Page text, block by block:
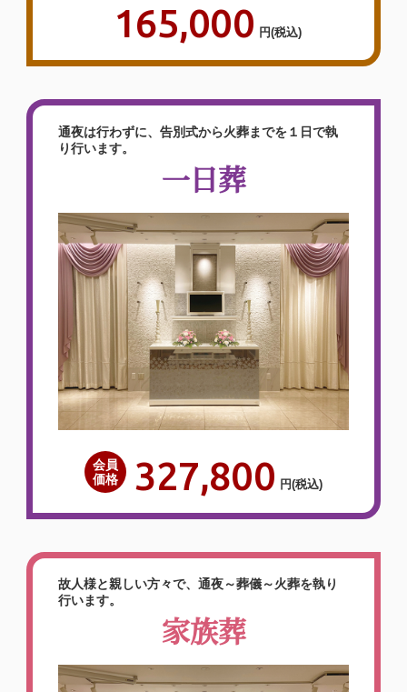
家族葬でここまでたくさんのお
花にしてもらえて、親族が喜んで
いた。
2026年06月 家族葬
泉屋 東大阪瓢箪山
家族葬一日葬専用ホール ANNEX
579-8048 大阪府 東大阪市 旭町14-9）
【お客様のご意見】他社の会員に入ってい
て、毎月支払いしてたが、泉屋さんの会員
って１回であれだけの事してもらえるんで
すよね！また落ち着いたら連絡するので入
会させてもらいます。次は順番的に私で
す。家族葬でここまでたくさんのお花にし
てもらえるなんてと親族喜んでいました。
子供たちも何度か…
スタッフの対応もすごく良く
て、式場やお花も文句無しに満
足しています
泉屋 メモリアルホール生駒
（〒630-0215 奈良県 生駒市 東菜畑1丁
目125-2）
165,000 円(税込)
通夜は行わずに、告別式から火葬までを１日で執
り行います。
一日葬
会員
価格
327,800 円(税込)
故人様と親しい方々で、通夜～葬儀～火葬を執り
行います。
家族葬